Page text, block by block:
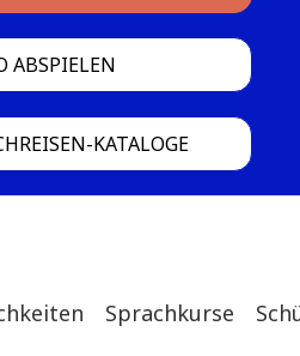
ABSPIELEN
KATALOGE
Sprachkurse